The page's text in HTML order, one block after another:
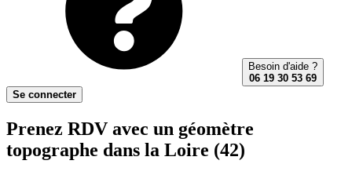
Besoin d'aide ?
06 19 30 53 69
Se connecter
Prenez RDV avec un géomètre
topographe dans la Loire (42)